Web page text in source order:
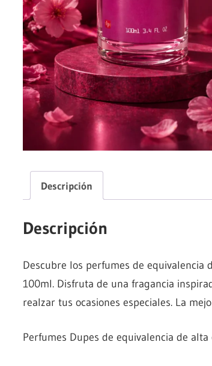
Descripción
Descripción
Descubre los perfumes de equivalencia
100ml. Disfruta de una fragancia
realzar tus ocasiones especiales. La
Perfumes Dupes de equivalencia de